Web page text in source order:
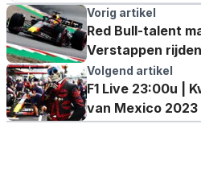
Vorig artikel
Red Bull-talent
Verstappen
voor me'
Volgend artikel
F1 Live 23:00u |
van Mexico 2023